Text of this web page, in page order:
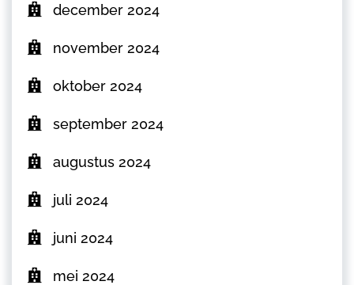
december 2024
november 2024
oktober 2024
september 2024
augustus 2024
juli 2024
juni 2024
mei 2024